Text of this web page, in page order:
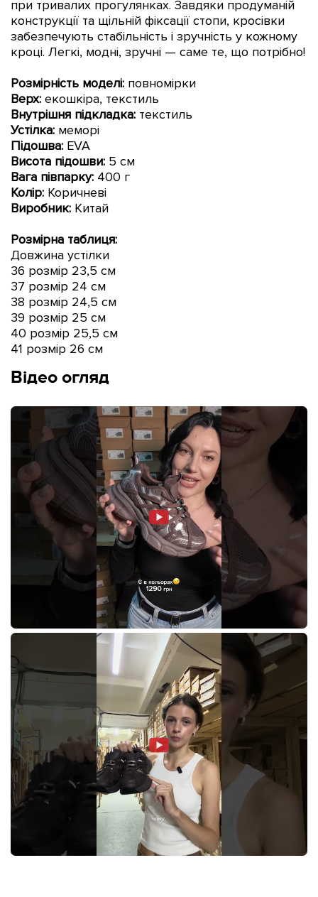
при тривалих прогулянках. Завдяки продуманій
конструкції та щільній фіксації стопи, кросівки
забезпечують стабільність і зручність у кожному
кроці. Легкі, модні, зручні — саме те, що потрібно!
Розмірність моделі: повномірки
Верх: екошкіра, текстиль
Внутрішня підкладка: текстиль
Устілка: меморі
Підошва: EVA
Висота підошви: 5 см
Вага півпарку: 400 г
Колір: Коричневі
Виробник: Китай
Розмірна таблиця:
Довжина устілки
36 розмір 23,5 см
37 розмір 24 см
38 розмір 24,5 см
39 розмір 25 см
40 розмір 25,5 см
41 розмір 26 см
Відео огляд